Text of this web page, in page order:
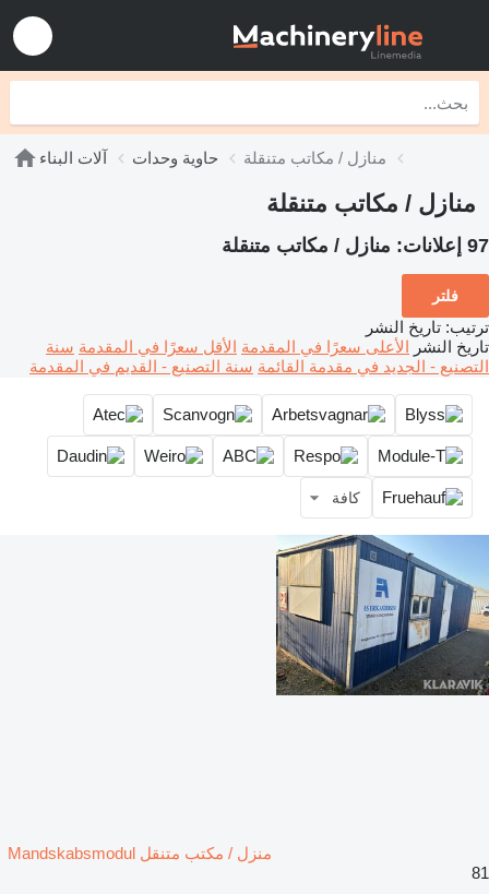
آلات البناء حاوية وحدات منازل / مكاتب متنقلة
منازل / مكاتب متنقلة
97 إعلانات: منازل / مكاتب متنقلة
فلتر
ترتيب: تاريخ النشر
تاريخ النشر الأعلى سعرًا في المقدمة الأقل سعرًا في المقدمة سنة
التصنيع - الجديد في مقدمة القائمة سنة التصنيع - القديم في المقدمة
كافة
منزل / مكتب متنقل Mandskabsmodul
81